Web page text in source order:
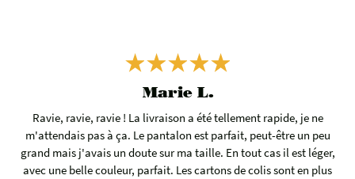
Marie L.
Ravie, ravie, ravie ! La livraison a été tellement rapide, je ne
m'attendais pas à ça. Le pantalon est parfait, peut-être un peu
grand mais j'avais un doute sur ma taille. En tout cas il est léger,
avec une belle couleur, parfait. Les cartons de colis sont en plus